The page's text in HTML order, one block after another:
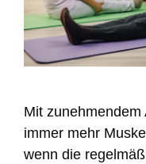
Mit
immer mehr
wenn die